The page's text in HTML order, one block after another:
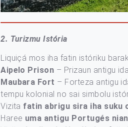
2. Turizmu Istória
Liquiçá mos iha fatin istóriku
Aipelo Prison – Prizaun antigu
Maubara Fort – Forteza antigu
tempu kolonial no sai simbolu
Vizita fatin abrigu sira iha suku
Haree uma antigu Portugés nian